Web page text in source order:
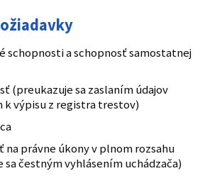
schopnosti a schopnosť samostatnej
(preukazuje sa zaslaním údajov
k výpisu z registra trestov)
na právne úkony v plnom rozsahu
sa čestným vyhlásením uchádzača)